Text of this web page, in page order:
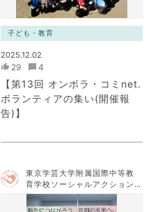
子ども・教育
2025.12.02
29 4
【第13回 オンボラ・コミnet.
ボランティアの集い(開催報
告)】
東京学芸大学附属国際中等教
育学校ソーシャルアクション
チーム